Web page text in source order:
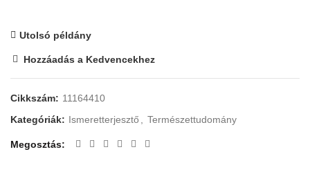
Utolsó példány
Hozzáadás a Kedvencekhez
Cikkszám: 11164410
Kategóriák: Ismeretterjesztő , Természettudomány
Megosztás